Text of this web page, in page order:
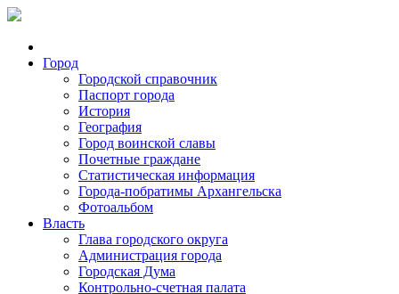
Город
Городской справочник
Паспорт города
История
География
Город воинской славы
Почетные граждане
Статистическая информация
Города-побратимы Архангельска
Фотоальбом
Власть
Глава городского округа
Администрация города
Городская Дума
Контрольно-счетная палата